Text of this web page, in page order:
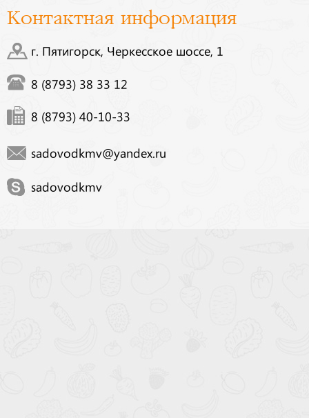
Контактная информация
г. Пятигорск, Черкесское шоссе, 1
8 (8793) 38 33 12
8 (8793) 40-10-33
sadovodkmv@yandex.ru
sadovodkmv